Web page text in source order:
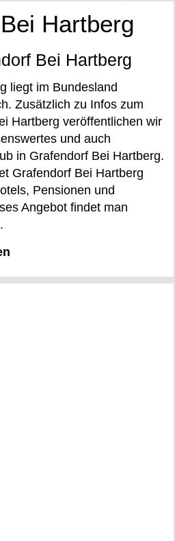
Hartberg
Bei Hartberg
liegt im Bundesland
Zusätzlich zu Infos zum
Hartberg veröffentlichen wir
und auch
in Grafendorf Bei Hartberg.
Grafendorf Bei Hartberg
Pensionen und
Angebot findet man